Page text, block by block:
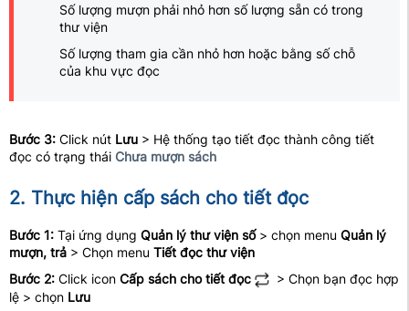
Số lượng mượn phải nhỏ hơn số lượng sẵn có trong
thư viện
Số lượng tham gia cần nhỏ hơn hoặc bằng số chỗ
của khu vực đọc
Bước 3: Click nút Lưu > Hệ thống tạo tiết đọc thành công tiết
đọc có trạng thái Chưa mượn sách
2. Thực hiện cấp sách cho tiết đọc
Bước 1: Tại ứng dụng Quản lý thư viện số> chọn menu Quản lý
mượn, trả > Chọn menu Tiết đọc thư viện
Bước 2: Click icon Cấp sách cho tiết đọc
> Chọn bạn đọc hợp
lệ > chọn Lưu